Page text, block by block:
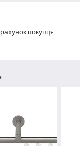
покупця